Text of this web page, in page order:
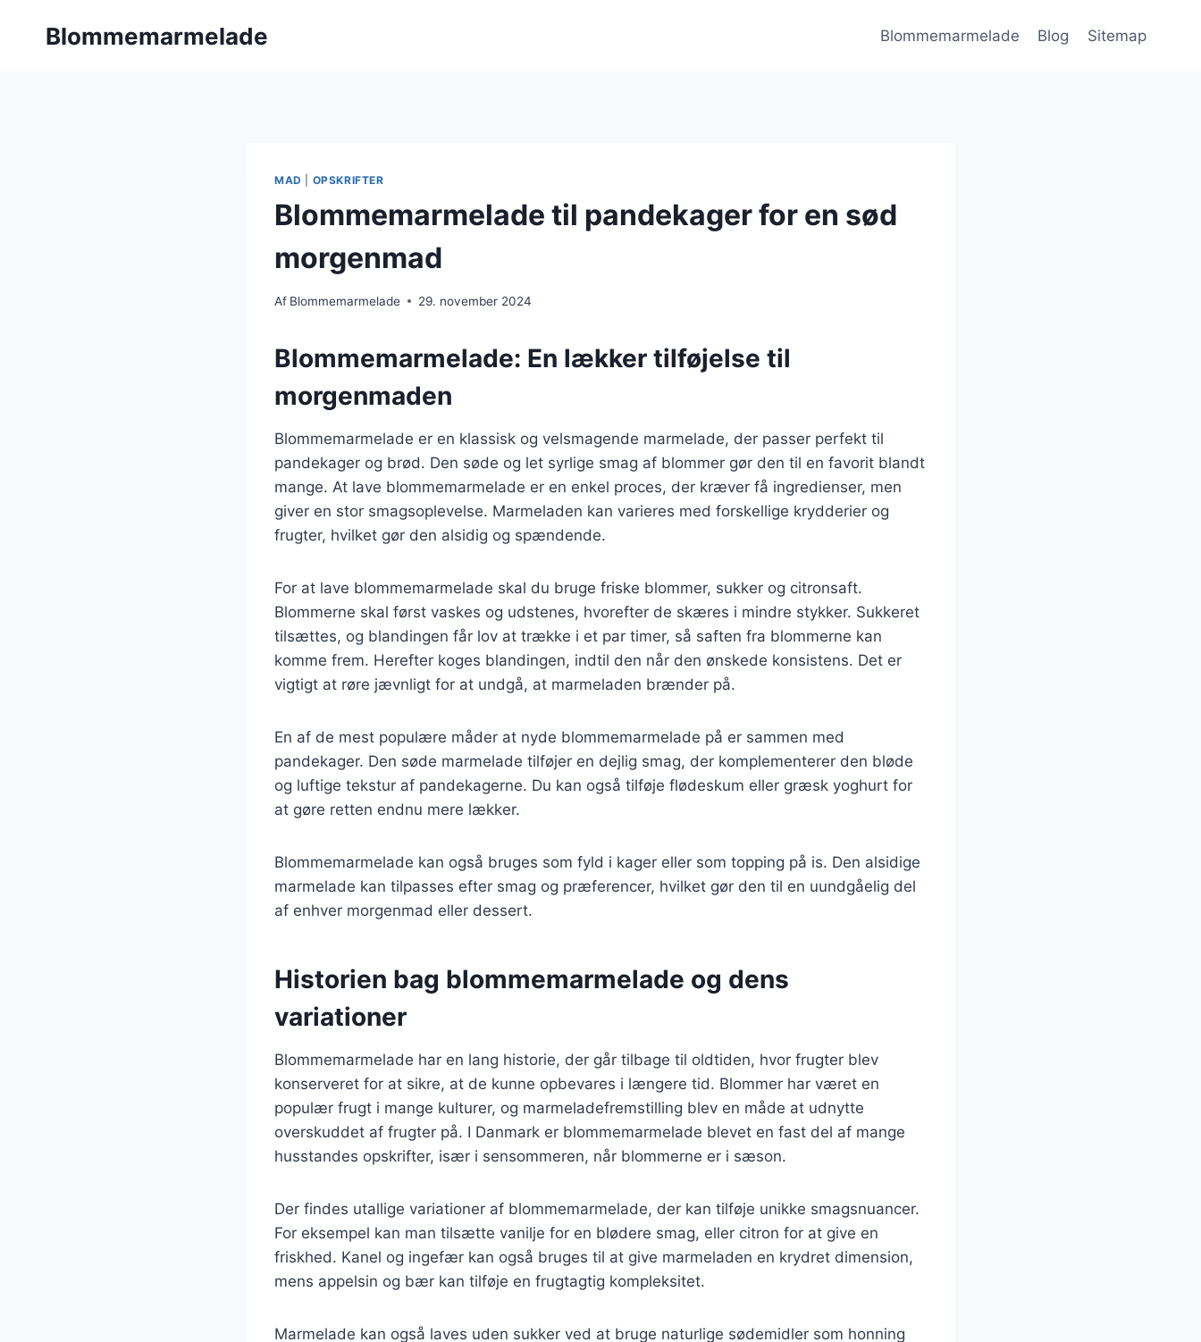
Blommemarmelade Blommemarmelade Blog Sitemap
MAD OPSKRIFTER
Blommemarmelade til pandekager for en sød
morgenmad
Af Blommemarmelade 29. november 2024
Blommemarmelade: En lækker tilføjelse til
morgenmaden
Blommemarmelade er en klassisk og velsmagende marmelade, der passer perfekt til
pandekager og brød. Den søde og let syrlige smag af blommer gør den til en favorit blandt
mange. At lave blommemarmelade er en enkel proces, der kræver få ingredienser, men
giver en stor smagsoplevelse. Marmeladen kan varieres med forskellige krydderier og
frugter, hvilket gør den alsidig og spændende.
For at lave blommemarmelade skal du bruge friske blommer, sukker og citronsaft.
Blommerne skal først vaskes og udstenes, hvorefter de skæres i mindre stykker. Sukkeret
tilsættes, og blandingen får lov at trække i et par timer, så saften fra blommerne kan
komme frem. Herefter koges blandingen, indtil den når den ønskede konsistens. Det er
vigtigt at røre jævnligt for at undgå, at marmeladen brænder på.
En af de mest populære måder at nyde blommemarmelade på er sammen med
pandekager. Den søde marmelade tilføjer en dejlig smag, der komplementerer den bløde
og luftige tekstur af pandekagerne. Du kan også tilføje flødeskum eller græsk yoghurt for
at gøre retten endnu mere lækker.
Blommemarmelade kan også bruges som fyld i kager eller som topping på is. Den alsidige
marmelade kan tilpasses efter smag og præferencer, hvilket gør den til en uundgåelig del
af enhver morgenmad eller dessert.
Historien bag blommemarmelade og dens
variationer
Blommemarmelade har en lang historie, der går tilbage til oldtiden, hvor frugter blev
konserveret for at sikre, at de kunne opbevares i længere tid. Blommer har været en
populær frugt i mange kulturer, og marmeladefremstilling blev en måde at udnytte
overskuddet af frugter på. I Danmark er blommemarmelade blevet en fast del af mange
husstandes opskrifter, især i sensommeren, når blommerne er i sæson.
Der findes utallige variationer af blommemarmelade, der kan tilføje unikke smagsnuancer.
For eksempel kan man tilsætte vanilje for en blødere smag, eller citron for at give en
friskhed. Kanel og ingefær kan også bruges til at give marmeladen en krydret dimension,
mens appelsin og bær kan tilføje en frugtagtig kompleksitet.
Marmelade kan også laves uden sukker ved at bruge naturlige sødemidler som honning